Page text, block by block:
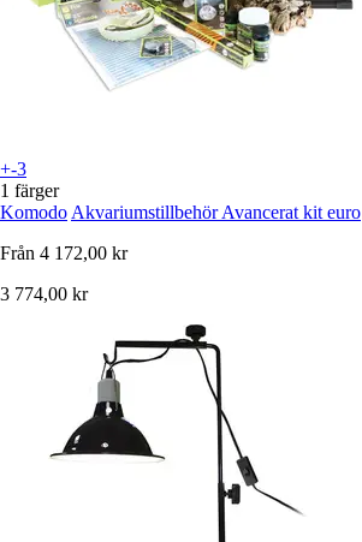
+-3
1 färger
Komodo Akvariumstillbehör Avancerat kit euro
Från 4 172,00 kr
3 774,00 kr